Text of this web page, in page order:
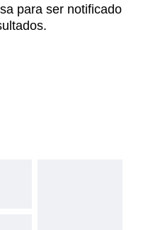
para ser notificado